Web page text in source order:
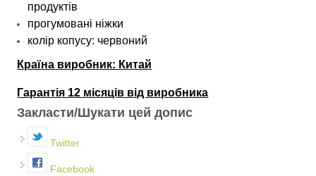
продуктів
прогумовані ніжки
колір копусу: червоний
Країна виробник: Китай
Гарантія 12 місяців від виробника
Закласти/Шукати цей допис
Twitter
Facebook